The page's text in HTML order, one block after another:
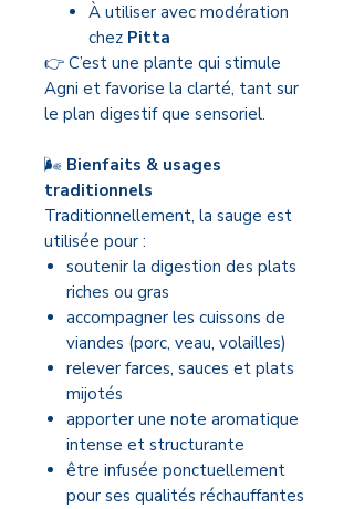
À utiliser avec modération
chez Pitta
👉 C’est une plante qui stimule
Agni et favorise la clarté, tant sur
le plan digestif que sensoriel.
🌬️ Bienfaits & usages
traditionnels
Traditionnellement, la sauge est
utilisée pour :
soutenir la digestion des plats
riches ou gras
accompagner les cuissons de
viandes (porc, veau, volailles)
relever farces, sauces et plats
mijotés
apporter une note aromatique
intense et structurante
être infusée ponctuellement
pour ses qualités réchauffantes